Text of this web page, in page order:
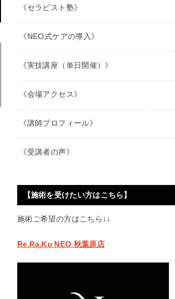
《セラピスト塾》
《NEO式ケアの導入》
《実技講座（単日開催）》
《会場アクセス》
《講師プロフィール》
《受講者の声》
【施術を受けたい方はこちら】
施術ご希望の方はこちら↓↓
Re.Ra.Ku NEO 秋葉原店